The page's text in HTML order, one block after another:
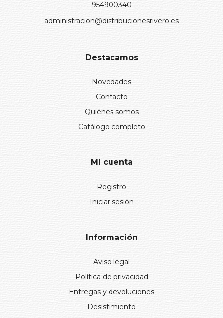
954900340
administracion@distribucionesrivero.es
Destacamos
Novedades
Contacto
Quiénes somos
Catálogo completo
Mi cuenta
Registro
Iniciar sesión
Información
Aviso legal
Política de privacidad
Entregas y devoluciones
Desistimiento